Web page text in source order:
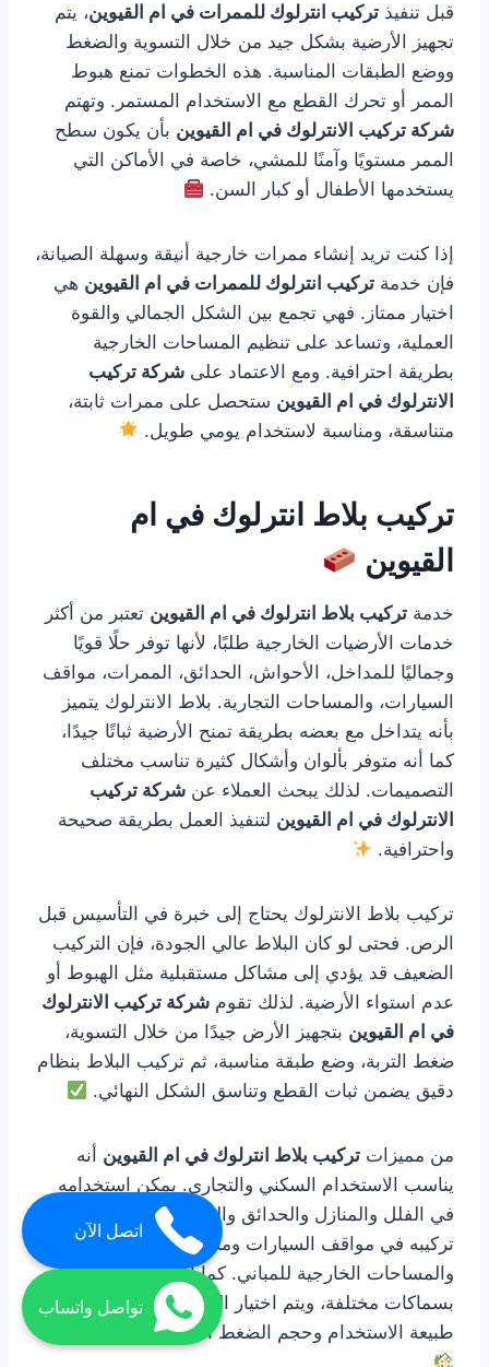
قبل تنفيذ تركيب انترلوك للممرات في ام القيوين، يتم
تجهيز الأرضية بشكل جيد من خلال التسوية والضغط
ووضع الطبقات المناسبة. هذه الخطوات تمنع هبوط
الممر أو تحرك القطع مع الاستخدام المستمر. وتهتم
شركة تركيب الانترلوك في ام القيوين بأن يكون سطح
الممر مستويًا وآمنًا للمشي، خاصة في الأماكن التي
يستخدمها الأطفال أو كبار السن.
إذا كنت تريد إنشاء ممرات خارجية أنيقة وسهلة الصيانة،
فإن خدمة تركيب انترلوك للممرات في ام القيوين هي
اختيار ممتاز. فهي تجمع بين الشكل الجمالي والقوة
العملية، وتساعد على تنظيم المساحات الخارجية
بطريقة احترافية. ومع الاعتماد على شركة تركيب
الانترلوك في ام القيوين ستحصل على ممرات ثابتة،
متناسقة، ومناسبة لاستخدام يومي طويل.
تركيب بلاط انترلوك في ام
القيوين
خدمة تركيب بلاط انترلوك في ام القيوين تعتبر من أكثر
خدمات الأرضيات الخارجية طلبًا، لأنها توفر حلًا قويًا
وجماليًا للمداخل، الأحواش، الحدائق، الممرات، مواقف
السيارات، والمساحات التجارية. بلاط الانترلوك يتميز
بأنه يتداخل مع بعضه بطريقة تمنح الأرضية ثباتًا جيدًا،
كما أنه متوفر بألوان وأشكال كثيرة تناسب مختلف
التصميمات. لذلك يبحث العملاء عن شركة تركيب
الانترلوك في ام القيوين لتنفيذ العمل بطريقة صحيحة
واحترافية.
تركيب بلاط الانترلوك يحتاج إلى خبرة في التأسيس قبل
الرص. فحتى لو كان البلاط عالي الجودة، فإن التركيب
الضعيف قد يؤدي إلى مشاكل مستقبلية مثل الهبوط أو
عدم استواء الأرضية. لذلك تقوم شركة تركيب الانترلوك
في ام القيوين بتجهيز الأرض جيدًا من خلال التسوية،
ضغط التربة، وضع طبقة مناسبة، ثم تركيب البلاط بنظام
دقيق يضمن ثبات القطع وتناسق الشكل النهائي.
من مميزات تركيب بلاط انترلوك في ام القيوين أنه
يناسب الاستخدام السكني والتجاري. يمكن استخدامه
في الفلل والمنازل والحدائق والممرات، كما يمكن
تركيبه في مواقف السيارات ومداخل المحلات
والمساحات الخارجية للمباني. كما أن البلاط متوفر
بسماكات مختلفة، ويتم اختيار السماكة المناسبة حسب
طبيعة الاستخدام وحجم الضغط المتوقع على الأرضية.
اتصل الآن
تواصل واتساب